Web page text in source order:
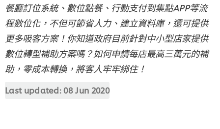
餐廳訂位系統、數位點餐、行動支付到集點APP等流
程數位化，不但可節省人力、建立資料庫，還可提供
更多吸客方案！你知道政府目前針對中小型店家提供
數位轉型補助方案嗎？如何申請每店最高三萬元的補
助，零成本轉換，將客人牢牢綁住！
Last updated:08 Jun 2020